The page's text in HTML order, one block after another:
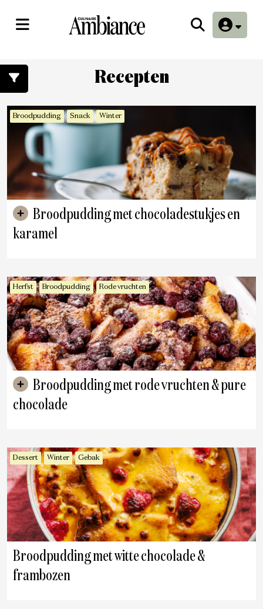
Recepten
Broodpudding Snack Winter
karamel
Herfst Broodpudding Rode vruchten
chocolade
Dessert Winter Gebak
Broodpudding met witte chocolade &
frambozen